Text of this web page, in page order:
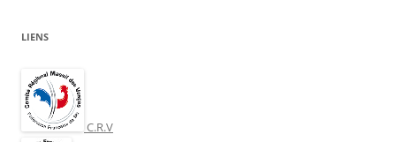
LIENS
C.R.V